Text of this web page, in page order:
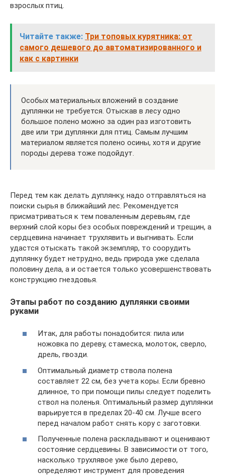
взрослых птиц.
Читайте также: Три топовых курятника: от
самого дешевого до автоматизированного и
как с картинки
Особых материальных вложений в создание
дуплянки не требуется. Отыскав в лесу одно
большое полено можно за один раз изготовить
две или три дуплянки для птиц. Самым лучшим
материалом является полено осины, хотя и другие
породы дерева тоже подойдут.
Перед тем как делать дуплянку, надо отправляться на
поиски сырья в ближайший лес. Рекомендуется
присматриваться к тем поваленным деревьям, где
верхний слой коры без особых повреждений и трещин, а
сердцевина начинает трухлявить и выгнивать. Если
удастся отыскать такой экземпляр, то соорудить
дуплянку будет нетрудно, ведь природа уже сделала
половину дела, а и остается только усовершенствовать
конструкцию гнездовья.
Этапы работ по созданию дуплянки своими
руками
Итак, для работы понадобится: пила или
ножовка по дереву, стамеска, молоток, сверло,
дрель, гвозди.
Оптимальный диаметр ствола полена
составляет 22 см, без учета коры. Если бревно
длинное, то при помощи пилы следует поделить
ствол на поленья. Оптимальный размер дуплянки
варьируется в пределах 20-40 см. Лучше всего
перед началом работ снять кору с заготовки.
Полученные полена раскладывают и оценивают
состояние сердцевины. В зависимости от того,
насколько трухлявое уже было дерево,
определяют инструмент для проведения